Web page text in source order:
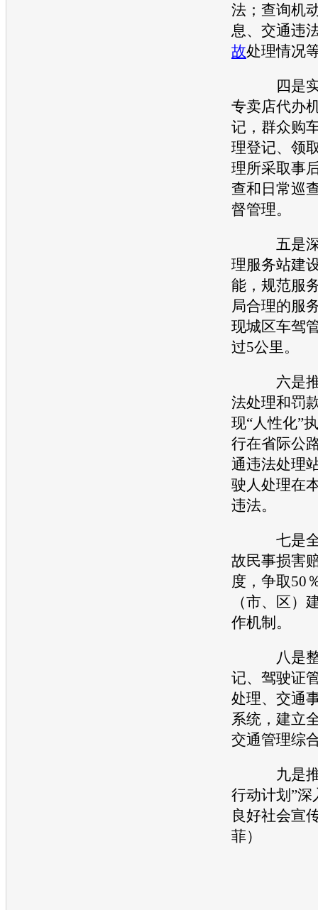
法；查询机
息、 交通违
故处理情况
四是实
专卖店代办
记，群众购
理登记、领
理所采取事
查和日常巡
督管理。
五是深
理服务站建
能，规范服
局合理的服
现城区车驾
过5公里。
六是推
法处理和罚
现“人性化”
行在省际公
通违法处理
驶人处理在
违法。
七是全
故民事损害
度，争取50
（市、区）
作机制。
八是整
记、驾驶证
处理、 交通
系统，建立
交通管理综
九是推
行动计划”
良好社会宣
菲）